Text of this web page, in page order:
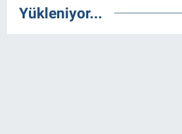
Yükleniyor...